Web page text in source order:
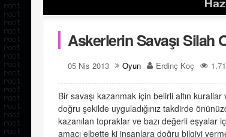
Askerlerin Savaşı Silah
05 Nis 2013 Oyun Erdinç Koç
Bir savaşı kazanmak için belirli altın kurallar
doğru şekilde uyguladığınız takdirde
kazanılan topraklar ve bazı değerli eşyalar
amacı elbette ki insanlara doğru bilgiyi